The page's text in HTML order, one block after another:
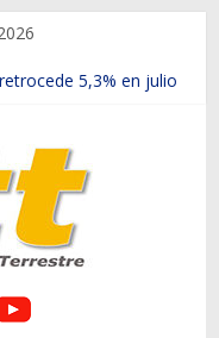
en lanzar la nueva
Chevrolet en el Biobío
en Rancagua y
estrenada Bolden en